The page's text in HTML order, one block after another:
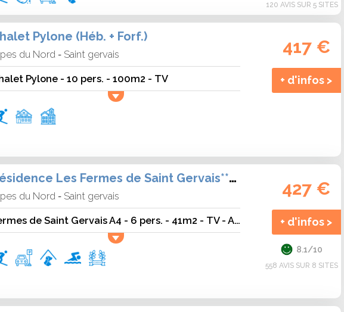
120 AVIS SUR 5 SITES
Pylone (Héb. + Forf.)
du Nord - Saint gervais
Pylone - 10 pers. - 100m2 - TV
417 €
+ d'infos >
Résidence Les Fermes de Saint Gervais**** (Héb. + Forf.)
du Nord - Saint gervais
Fermes de Saint Gervais A4 - 6 pers. - 41m2 - TV - Animaux admis
427 €
+ d'infos >
8.1/10
558 AVIS SUR 8 SITES